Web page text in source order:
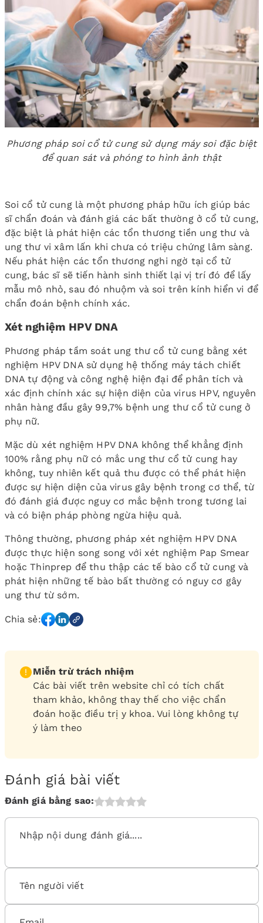
Phương pháp soi cổ tử cung sử dụng máy soi đặc biệt
để quan sát và phóng to hình ảnh thật
Soi cổ tử cung là một phương pháp hữu ích giúp bác
sĩ chẩn đoán và đánh giá các bất thường ở cổ tử cung,
đặc biệt là phát hiện các tổn thương tiền ung thư và
ung thư vi xâm lấn khi chưa có triệu chứng lâm sàng.
Nếu phát hiện các tổn thương nghi ngờ tại cổ tử
cung, bác sĩ sẽ tiến hành sinh thiết lại vị trí đó để lấy
mẫu mô nhỏ, sau đó nhuộm và soi trên kính hiển vi để
chẩn đoán bệnh chính xác.
Xét nghiệm HPV DNA
Phương pháp tầm soát ung thư cổ tử cung bằng xét
nghiệm HPV DNA sử dụng hệ thống máy tách chiết
DNA tự động và công nghệ hiện đại để phân tích và
xác định chính xác sự hiện diện của virus HPV, nguyên
nhân hàng đầu gây 99,7% bệnh ung thư cổ tử cung ở
phụ nữ.
Mặc dù xét nghiệm HPV DNA không thể khẳng định
100% rằng phụ nữ có mắc ung thư cổ tử cung hay
không, tuy nhiên kết quả thu được có thể phát hiện
được sự hiện diện của virus gây bệnh trong cơ thể, từ
đó đánh giá được nguy cơ mắc bệnh trong tương lai
và có biện pháp phòng ngừa hiệu quả.
Thông thường, phương pháp xét nghiệm HPV DNA
được thực hiện song song với xét nghiệm Pap Smear
hoặc Thinprep để thu thập các tế bào cổ tử cung và
phát hiện những tế bào bất thường có nguy cơ gây
ung thư từ sớm.
Chia sẻ:
Miễn trừ trách nhiệm
Các bài viết trên website chỉ có tích chất
tham khảo, không thay thế cho việc chẩn
đoán hoặc điều trị y khoa. Vui lòng không tự
ý làm theo
Đánh giá bài viết
Đánh giá bằng sao: